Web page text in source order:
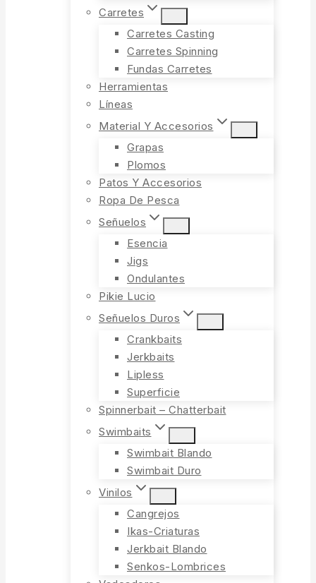
Carretes
Carretes Casting
Carretes Spinning
Fundas Carretes
Herramientas
Líneas
Material Y Accesorios
Grapas
Plomos
Patos Y Accesorios
Ropa De Pesca
Señuelos
Esencia
Jigs
Ondulantes
Pikie Lucio
Señuelos Duros
Crankbaits
Jerkbaits
Lipless
Superficie
Spinnerbait – Chatterbait
Swimbaits
Swimbait Blando
Swimbait Duro
Vinilos
Cangrejos
Ikas-Criaturas
Jerkbait Blando
Senkos-Lombrices